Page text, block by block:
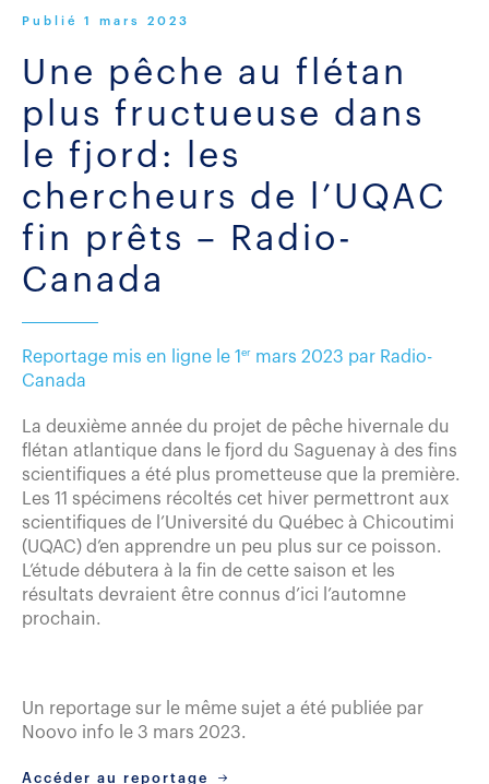
Publié 1 mars 2023
Une pêche au flétan
plus fructueuse dans
le fjord: les
chercheurs de l’UQAC
fin prêts – Radio-
Canada
Reportage mis en ligne le 1 er mars 2023 par Radio-
Canada
La deuxième année du projet de pêche hivernale du
flétan atlantique dans le fjord du Saguenay à des fins
scientifiques a été plus prometteuse que la première.
Les 11 spécimens récoltés cet hiver permettront aux
scientifiques de l’Université du Québec à Chicoutimi
(UQAC) d’en apprendre un peu plus sur ce poisson.
L’étude débutera à la fin de cette saison et les
résultats devraient être connus d’ici l’automne
prochain.
Un reportage sur le même sujet a été publiée par
Noovo info le 3 mars 2023.
Accéder au reportage